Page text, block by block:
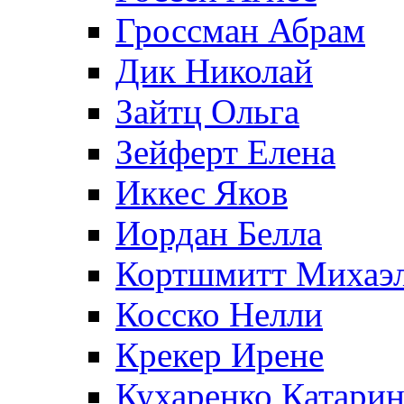
Гроссман Абрам
Дик Николай
Зайтц Ольга
Зейферт Елена
Иккес Яков
Иордан Белла
Кортшмитт
Косско Нелли
Крекер Ирене
Кухаренко